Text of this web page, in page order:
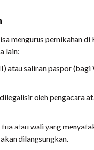
mengurus pernikahan
lain:
atau salinan paspor
oleh pengacara
atau wali yang
dilangsungkan.